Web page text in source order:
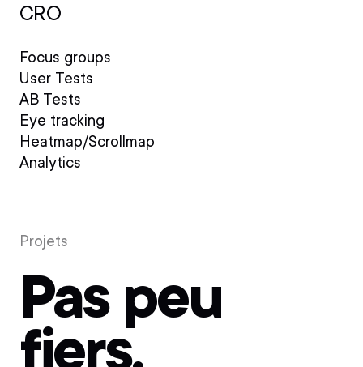
CRO
Focus groups
User Tests
AB Tests
Eye tracking
Heatmap/Scrollmap
Analytics
Projets
Pas peu
fiers.